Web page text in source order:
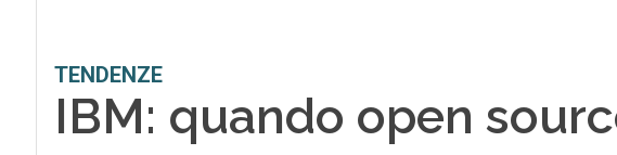
TENDENZE
IBM: quando open